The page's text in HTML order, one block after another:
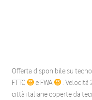
Offerta disponibile su
FTTC
e FWA
. Velocità
città italiane coperte da